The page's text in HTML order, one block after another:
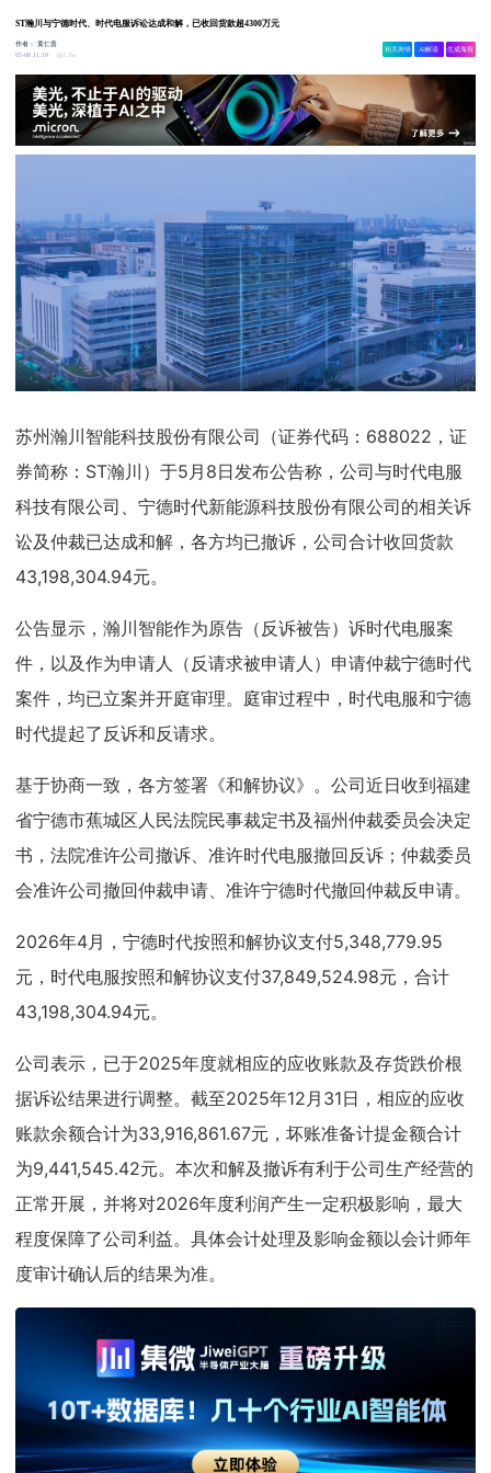
ST瀚川与宁德时代、时代电服诉讼达成和解，已收回货款超4300万元
作者：黄仁贵
05-08 11:19
1.3w
相关舆情 AI解读 生成海报
苏州瀚川智能科技股份有限公司（证券代码：688022，证
券简称：ST瀚川）于5月8日发布公告称，公司与时代电服
科技有限公司、宁德时代新能源科技股份有限公司的相关诉
讼及仲裁已达成和解，各方均已撤诉，公司合计收回货款
43,198,304.94元。
公告显示，瀚川智能作为原告（反诉被告）诉时代电服案
件，以及作为申请人（反请求被申请人）申请仲裁宁德时代
案件，均已立案并开庭审理。庭审过程中，时代电服和宁德
时代提起了反诉和反请求。
基于协商一致，各方签署《和解协议》。公司近日收到福建
省宁德市蕉城区人民法院民事裁定书及福州仲裁委员会决定
书，法院准许公司撤诉、准许时代电服撤回反诉；仲裁委员
会准许公司撤回仲裁申请、准许宁德时代撤回仲裁反申请。
2026年4月，宁德时代按照和解协议支付5,348,779.95
元，时代电服按照和解协议支付37,849,524.98元，合计
43,198,304.94元。
公司表示，已于2025年度就相应的应收账款及存货跌价根
据诉讼结果进行调整。截至2025年12月31日，相应的应收
账款余额合计为33,916,861.67元，坏账准备计提金额合计
为9,441,545.42元。本次和解及撤诉有利于公司生产经营的
正常开展，并将对2026年度利润产生一定积极影响，最大
程度保障了公司利益。具体会计处理及影响金额以会计师年
度审计确认后的结果为准。